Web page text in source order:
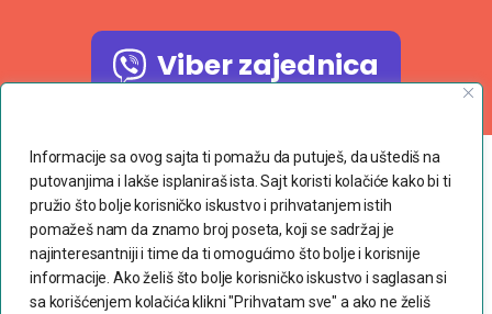
Informacije sa ovog sajta ti pomažu da putuješ, da uštediš na
putovanjima i lakše isplaniraš ista. Sajt koristi kolačiće kako bi ti
pružio što bolje korisničko iskustvo i prihvatanjem istih
pomažeš nam da znamo broj poseta, koji se sadržaj je
najinteresantniji i time da ti omogućimo što bolje i korisnije
informacije. Ako želiš što bolje korisničko iskustvo i saglasan si
sa korišćenjem kolačića klikni "Prihvatam sve" a ako ne želiš
Viber zajednica
Copyright © 2023 dvaranca.com
Povoljne avio karte
Uslovi korišćenja